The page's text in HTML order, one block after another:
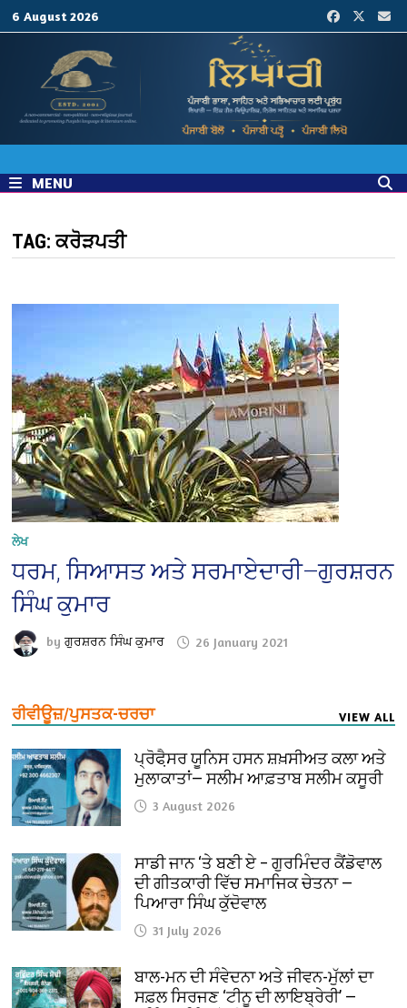
6 August 2026
MENU
TAG:ਕਰੋੜਪਤੀ
ਲੇਖ
ਧਰਮ, ਸਿਆਸਤ ਅਤੇ ਸਰਮਾਏਦਾਰੀ—ਗੁਰਸ਼ਰਨ
ਸਿੰਘ ਕੁਮਾਰ
byਗੁਰਸ਼ਰਨ ਸਿੰਘ ਕੁਮਾਰ 26 January 2021
ਰੀਵੀਊਜ਼/ਪੁਸਤਕ-ਚਰਚਾ VIEW ALL
ਪ੍ਰੋਫੈ਼ਸਰ ਯੂਨਿਸ ਹਸਨ ਸ਼ਖ਼ਸੀਅਤ ਕਲਾ ਅਤੇ
ਮੁਲਾਕਾਤਾਂ— ਸਲੀਮ ਆਫ਼ਤਾਬ ਸਲੀਮ ਕਸੂਰੀ
3 August 2026
ਸਾਡੀ ਜਾਨ ‘ਤੇ ਬਣੀ ਏ – ਗੁਰਮਿੰਦਰ ਕੈਂਡੋਵਾਲ
ਦੀ ਗੀਤਕਾਰੀ ਵਿੱਚ ਸਮਾਜਿਕ ਚੇਤਨਾ —
ਪਿਆਰਾ ਸਿੰਘ ਕੁੱਦੋਵਾਲ
31 July 2026
ਬਾਲ-ਮਨ ਦੀ ਸੰਵੇਦਨਾ ਅਤੇ ਜੀਵਨ-ਮੁੱਲਾਂ ਦਾ
ਸਫ਼ਲ ਸਿਰਜਣ ‘ਟੀਨੂ ਦੀ ਲਾਇਬ੍ਰੇਰੀ’ —